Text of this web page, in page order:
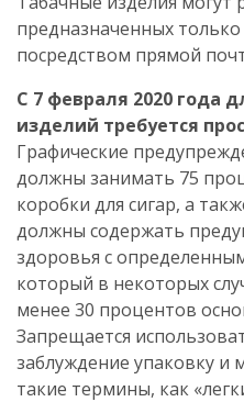
предназначенных только
посредством прямой
С 7 февраля 2020 года
изделий требуется
Графические
должны занимать 75
коробки для сигар, а
должны содержать
здоровья с
который в некоторых
менее 30 процентов
Запрещается
заблуждение упаковку и
такие термины, как